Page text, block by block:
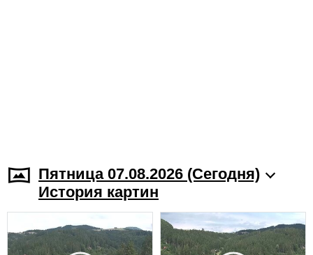
Пятница 07.08.2026 (Cегодня)
История картин